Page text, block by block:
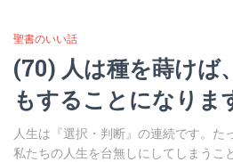
聖書のいい話
(70) 人は種を蒔けば
もすることになりま
人生は『選択・判断』の連続です。た
私たちの人生を台無しにしてしまうこ